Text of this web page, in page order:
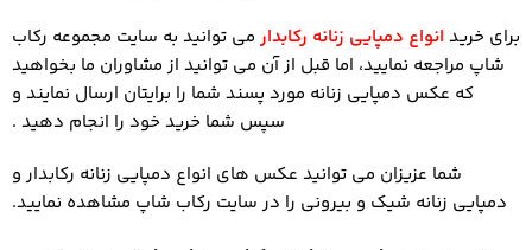
برای خرید انواع دمپایی زنانه رکابدار می توانید به سایت مجموعه رکاب
شاپ مراجعه نمایید، اما قبل از آن می توانید از مشاوران ما بخواهید
که عکس دمپایی زنانه مورد پسند شما را برایتان ارسال نمایند و
سپس شما خرید خود را انجام دهید .
شما عزیزان می توانید عکس های انواع دمپایی زنانه رکابدار و
دمپایی زنانه شیک و بیرونی را در سایت رکاب شاپ مشاهده نمایید.